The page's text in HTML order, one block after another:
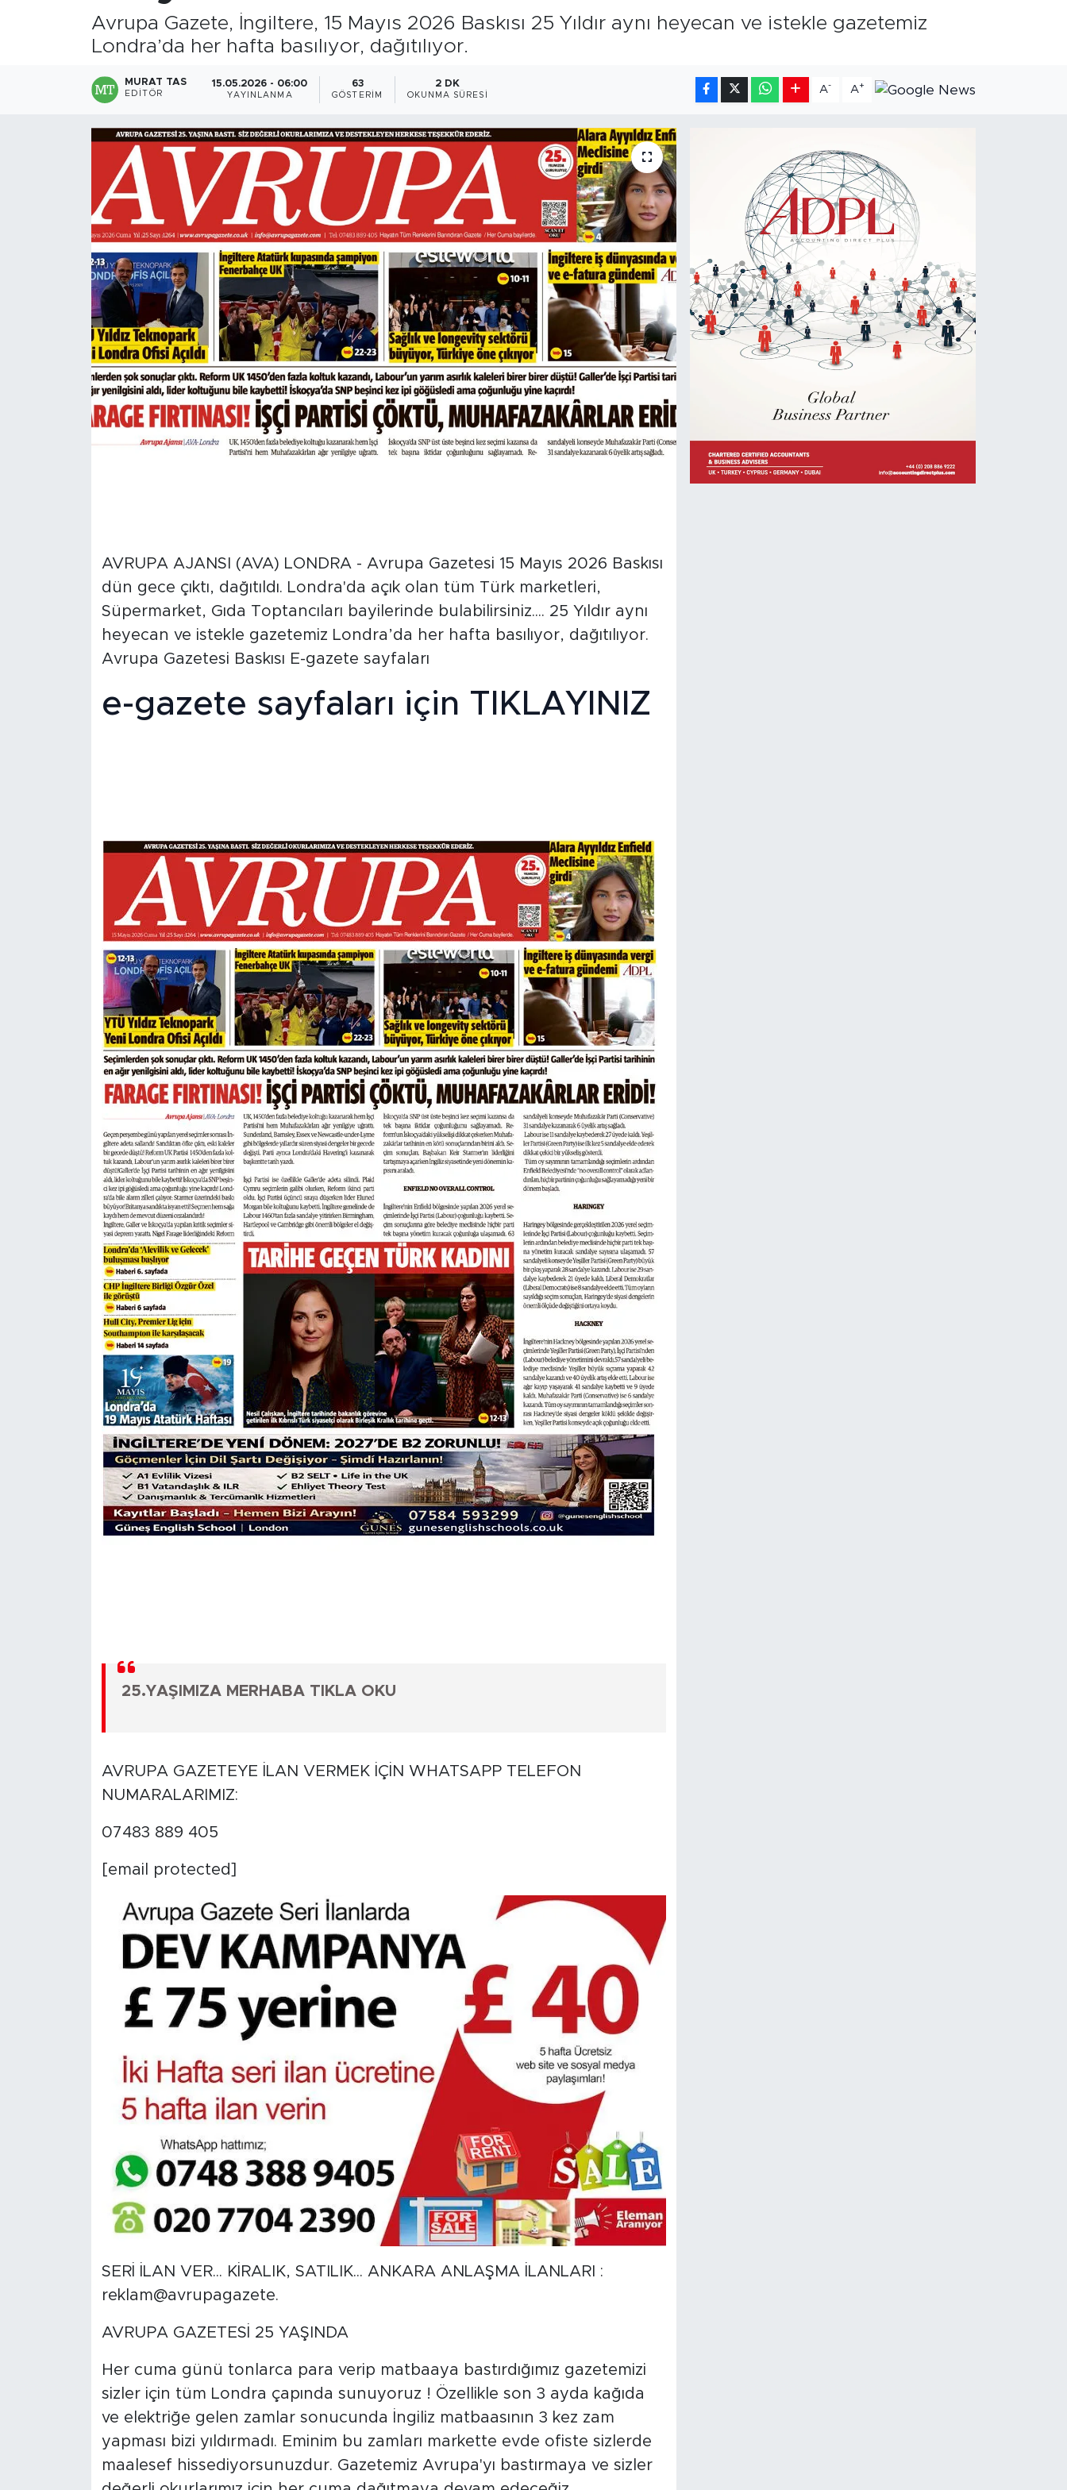
Avrupa Gazete, İngiltere, 15 Mayıs 2026 Baskısı 25 Yıldır aynı heyecan ve istekle gazetemiz
Londra’da her hafta basılıyor, dağıtılıyor.
MURAT TAS
EDITÖR
15.05.2026 - 06:00
YAYINLANMA
63
GÖSTERIM
2 DK
OKUNMA SÜRESI
A- A+
AVRUPA AJANSI (AVA) LONDRA - Avrupa Gazetesi 15 Mayıs 2026 Baskısı
dün gece çıktı, dağıtıldı. Londra'da açık olan tüm Türk marketleri,
Süpermarket, Gıda Toptancıları bayilerinde bulabilirsiniz....‪ 25 Yıldır aynı
heyecan ve istekle gazetemiz Londra’da her hafta basılıyor, dağıtılıyor.
Avrupa Gazetesi Baskısı E-gazete sayfaları
e-gazete sayfaları için TIKLAYINIZ
25.YAŞIMIZA MERHABA TIKLA OKU
AVRUPA GAZETEYE İLAN VERMEK İÇİN WHATSAPP TELEFON
NUMARALARIMIZ:
07483 889 405
[email protected]
SERİ İLAN VER... KİRALIK, SATILIK... ANKARA ANLAŞMA İLANLARI :
reklam@avrupagazete.
AVRUPA GAZETESİ 25 YAŞINDA
Her cuma günü tonlarca para verip matbaaya bastırdığımız gazetemizi
sizler için tüm Londra çapında sunuyoruz ! Özellikle son 3 ayda kağıda
ve elektriğe gelen zamlar sonucunda İngiliz matbaasının 3 kez zam
yapması bizi yıldırmadı. Eminim bu zamları markette evde ofiste sizlerde
maalesef hissediyorsunuzdur. Gazetemiz Avrupa'yı bastırmaya ve sizler